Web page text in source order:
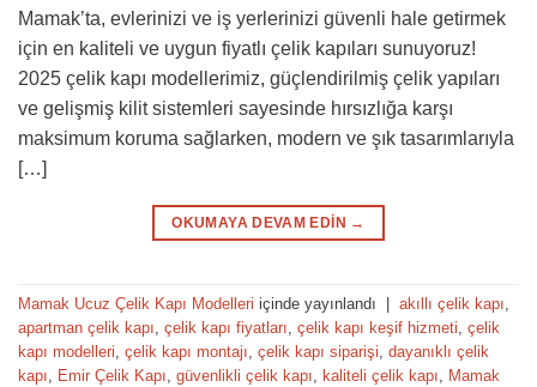
Mamak’ta, evlerinizi ve iş yerlerinizi güvenli hale getirmek
için en kaliteli ve uygun fiyatlı çelik kapıları sunuyoruz!
2025 çelik kapı modellerimiz, güçlendirilmiş çelik yapıları
ve gelişmiş kilit sistemleri sayesinde hırsızlığa karşı
maksimum koruma sağlarken, modern ve şık tasarımlarıyla
[…]
OKUMAYA DEVAM EDIN →
Mamak Ucuz Çelik Kapı Modelleri içinde yayınlandı akıllı çelik kapı,
apartman çelik kapı, çelik kapı fiyatları, çelik kapı keşif hizmeti, çelik
kapı modelleri, çelik kapı montajı, çelik kapı siparişi, dayanıklı çelik
kapı, Emir Çelik Kapı, güvenlikli çelik kapı, kaliteli çelik kapı, Mamak